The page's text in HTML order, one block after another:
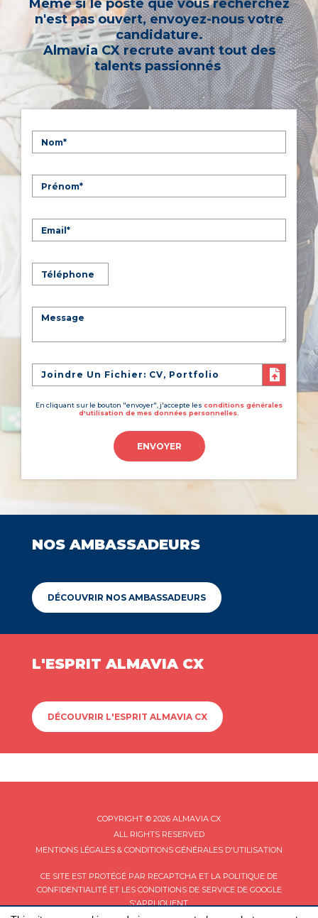
Même si le poste que vous recherchez
n'est pas ouvert, envoyez-nous votre
candidature.
Almavia CX recrute avant tout des
talents passionnés
Joindre Un Fichier: CV, Portfolio
En cliquant sur le bouton "envoyer", j'accepte les conditions générales
d'utilisation de mes données personnelles.
ENVOYER
NOS AMBASSADEURS
DÉCOUVRIR NOS AMBASSADEURS
L'ESPRIT ALMAVIA CX
DÉCOUVRIR L'ESPRIT ALMAVIA CX
COPYRIGHT © 2026 ALMAVIA CX
ALL RIGHTS RESERVED
MENTIONS LÉGALES & CONDITIONS GÉNÉRALES D'UTILISATION
CE SITE EST PROTÉGÉ PAR RECAPTCHA ET LA POLITIQUE DE
CONFIDENTIALITÉET LES CONDITIONS DE SERVICEDE GOOGLE
S'APPLIQUENT.